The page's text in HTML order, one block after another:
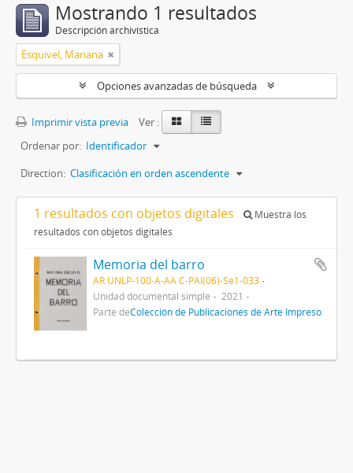
Mostrando 1 resultados
Descripción archivística
Esquivel, Mariana
Opciones avanzadas de búsqueda
Imprimir vista previa
Ver :
Ordenar por: Identificador
Direction: Clasificación en orden ascendente
1 resultados con objetos digitales
Muestra los
resultados con objetos digitales
Memoria del barro
AR UNLP-100-A-AA C-PAI(06)-Se1-033
Unidad documental simple
2021
Parte deColección de Publicaciones de Arte Impreso